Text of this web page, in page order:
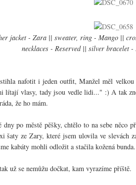
jacket - Zara || sweater, ring - Mango ||
necklaces - Reserved || silver bracelet
nafotit i jeden outfit, Manžel měl
lítají vlasy, tady jsou vedle lidi..." :) A tak
že ho mám.
po městě pěšky, chtělo to na sebe něco
šaty ze Zary, které jsem ulovila ve
kabáty mohli odložit a stačila kožená bunda.
už se nemůžu dočkat, kam vyrazíme příště.